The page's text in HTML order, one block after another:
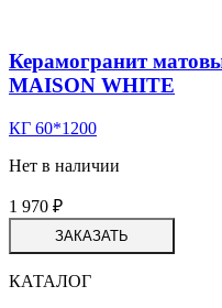
Керамогранит
MAISON WHITE
КГ 60*1200
Нет в наличии
1 970 ₽
ЗАКАЗАТЬ
КАТАЛОГ